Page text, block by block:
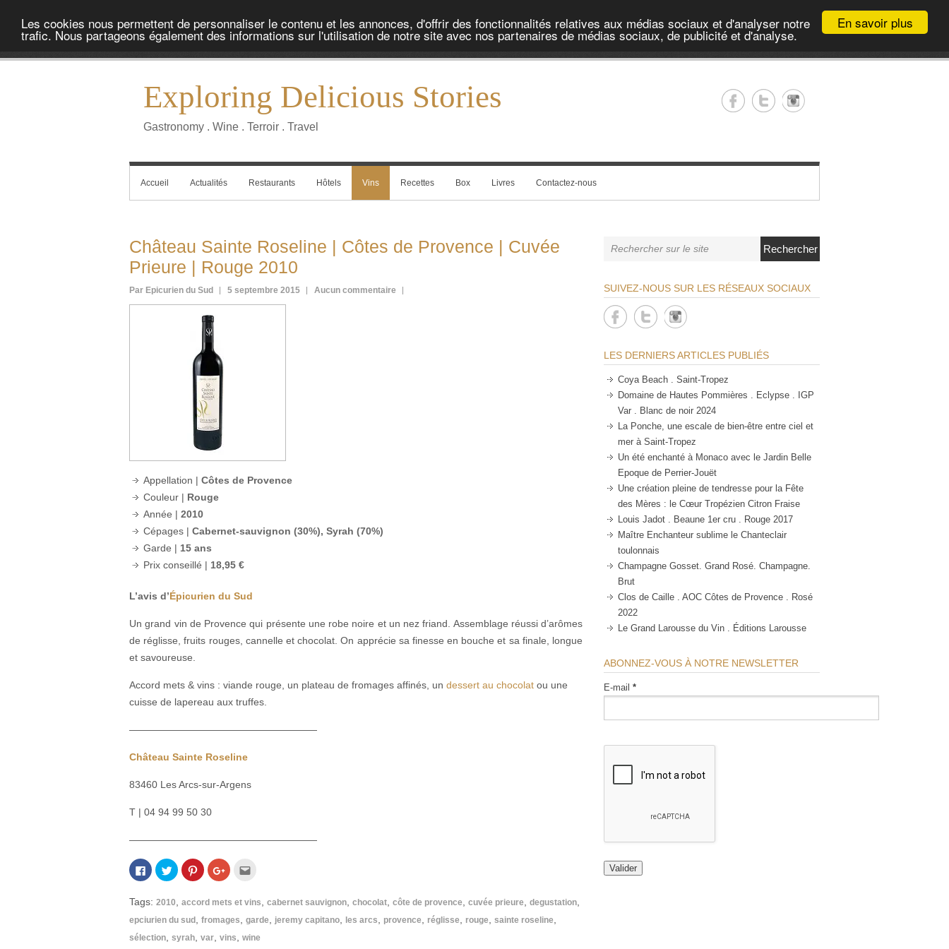
En savoir plus
Les cookies nous permettent de personnaliser le contenu et les annonces, d'offrir des fonctionnalités relatives aux médias sociaux et d'analyser notre
trafic. Nous partageons également des informations sur l'utilisation de notre site avec nos partenaires de médias sociaux, de publicité et d'analyse.
Exploring Delicious Stories
Gastronomy . Wine . Terroir . Travel
Accueil Actualités Restaurants Hôtels Vins Recettes Box Livres Contactez-nous
Château Sainte Roseline | Côtes de Provence | Cuvée
Prieure | Rouge 2010
Par Epicurien du Sud 5 septembre 2015 Aucun commentaire
Appellation | Côtes de Provence
Couleur | Rouge
Année | 2010
Cépages | Cabernet-sauvignon (30%), Syrah (70%)
Garde | 15 ans
Prix conseillé | 18,95 €
L’avis d’Épicurien du Sud
Un grand vin de Provence qui présente une robe noire et un nez friand. Assemblage réussi d’arômes
de réglisse, fruits rouges, cannelle et chocolat. On apprécie sa finesse en bouche et sa finale, longue
et savoureuse.
Accord mets & vins : viande rouge, un plateau de fromages affinés, un dessert au chocolat ou une
cuisse de lapereau aux truffes.
———————————————————
Château Sainte Roseline
83460 Les Arcs-sur-Argens
T | 04 94 99 50 30
———————————————————
Cliquez
pour
partager
Facebook(ouvre
une
nouvelle
fenêtre)
Cliquez
pour
partager
Twitter(ouvre
dans
une
nouvelle
fenêtre)
Cliquez
pour
partager
Pinterest(ouvre
une
nouvelle
fenêtre)
Cliquez
pour
Google+
dans
une
nouvelle
fenêtre)
e-
mail
à
un
ami(ouvre
dans
Tags: 2010 accord mets et vins cabernet sauvignon chocolat côte de provence cuvée prieure degustation
epciurien du sud fromages garde jeremy capitano les arcs provence réglisse rouge sainte roseline
sélection syrah var vins wine
Rechercher
SUIVEZ-NOUS SUR LES RÉSEAUX SOCIAUX
LES DERNIERS ARTICLES PUBLIÉS
Coya Beach . Saint-Tropez
Domaine de Hautes Pommières . Eclypse . IGP
Var . Blanc de noir 2024
La Ponche, une escale de bien-être entre ciel et
mer à Saint-Tropez
Un été enchanté à Monaco avec le Jardin Belle
Epoque de Perrier-Jouët
Une création pleine de tendresse pour la Fête
des Mères : le Cœur Tropézien Citron Fraise
Louis Jadot . Beaune 1er cru . Rouge 2017
Maître Enchanteur sublime le Chanteclair
toulonnais
Champagne Gosset. Grand Rosé. Champagne.
Brut
Clos de Caille . AOC Côtes de Provence . Rosé
2022
Le Grand Larousse du Vin . Éditions Larousse
ABONNEZ-VOUS À NOTRE NEWSLETTER
E-mail *